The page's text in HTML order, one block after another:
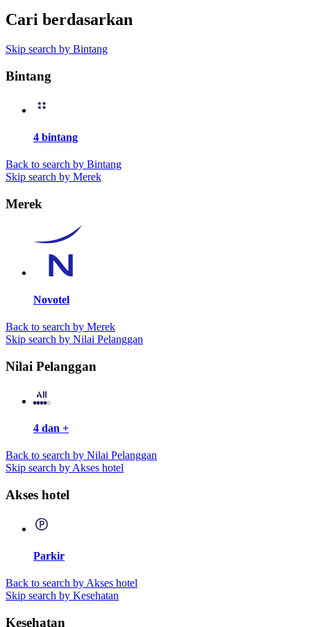
Cari berdasarkan
Skip search by Bintang
Bintang
4 bintang
Back to search by Bintang
Skip search by Merek
Merek
Novotel
Back to search by Merek
Skip search by Nilai Pelanggan
Nilai Pelanggan
4 dan +
Back to search by Nilai Pelanggan
Skip search by Akses hotel
Akses hotel
Parkir
Back to search by Akses hotel
Skip search by Kesehatan
Kesehatan